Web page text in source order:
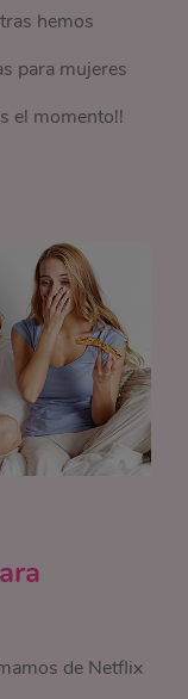
hemos
para mujeres
el momento!!
de Netflix